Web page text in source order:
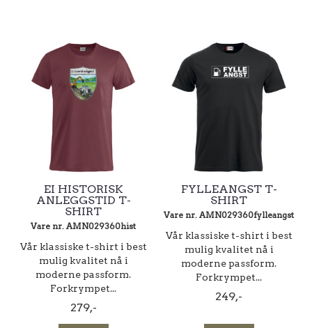
EI HISTORISK
ANLEGGSTID T-
SHIRT
Vare nr. AMN029360hist
Vår klassiske t-shirt i best
mulig kvalitet nå i
moderne passform.
Forkrympet...
279,-
FYLLEANGST T-
SHIRT
Vare nr. AMN029360fylleangst
Vår klassiske t-shirt i best
mulig kvalitet nå i
moderne passform.
Forkrympet...
249,-